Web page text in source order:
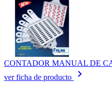
CONTADOR MANUAL DE
ver ficha de producto
keyboard_arrow_right